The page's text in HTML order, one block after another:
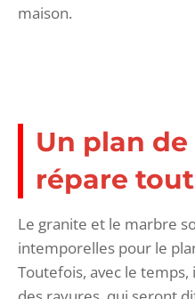
maison.
Un plan
répare
Le granite et le marbre
intemporelles pour le
Toutefois, avec le